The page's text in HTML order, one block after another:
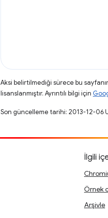
Aksi belirtilmediği sürece bu
lisanslanmıştır. Ayrıntılı bilgi için
Son güncelleme tarihi: 2013-12-06
İlgili
Örnek
Arşivle